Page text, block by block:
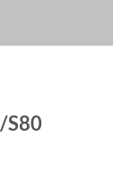
S80